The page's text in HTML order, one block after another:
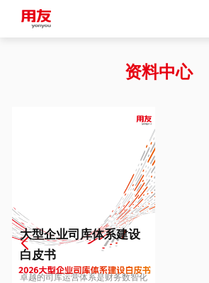
Vietnam
Europe
Hungary
资料中心
大型企业司库体系建设
白皮书
卓越的司库运营体系是财务数智化